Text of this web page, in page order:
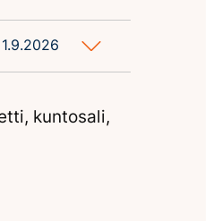
1.9.2026
kuntosali,